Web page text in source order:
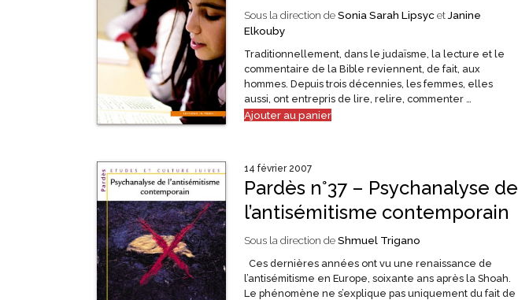
Sous la direction deSonia Sarah LipsycetJanine
Elkouby
Traditionnellement, dans le judaïsme, la lecture et le
commentaire de la Bible reviennent, de fait, aux
hommes. Depuis trois décennies, les femmes, elles
aussi, ont entrepris de lire, relire, commenter …
Ajouter au panier
14 février 2007
Pardès n°37 – Psychanalyse de
l’antisémitisme contemporain
Sous la direction deShmuel Trigano
Ces dernières années ont vu une renaissance de
l’antisémitisme en Europe, soixante ans après la Shoah.
Le phénomène ne s’explique pas uniquement du fait de